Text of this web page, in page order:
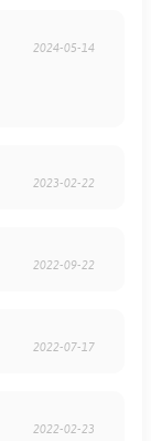
2024-05-14
2023-02-22
2022-09-22
2022-07-17
2022-02-23